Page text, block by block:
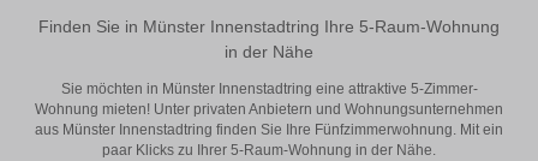
Finden Sie in Münster Innenstadtring Ihre 5-Raum-Wohnung
in der Nähe
Sie möchten in Münster Innenstadtring eine attraktive 5-Zimmer-
Wohnung mieten! Unter privaten Anbietern und Wohnungsunternehmen
aus Münster Innenstadtring finden Sie Ihre Fünfzimmerwohnung. Mit ein
paar Klicks zu Ihrer 5-Raum-Wohnung in der Nähe.